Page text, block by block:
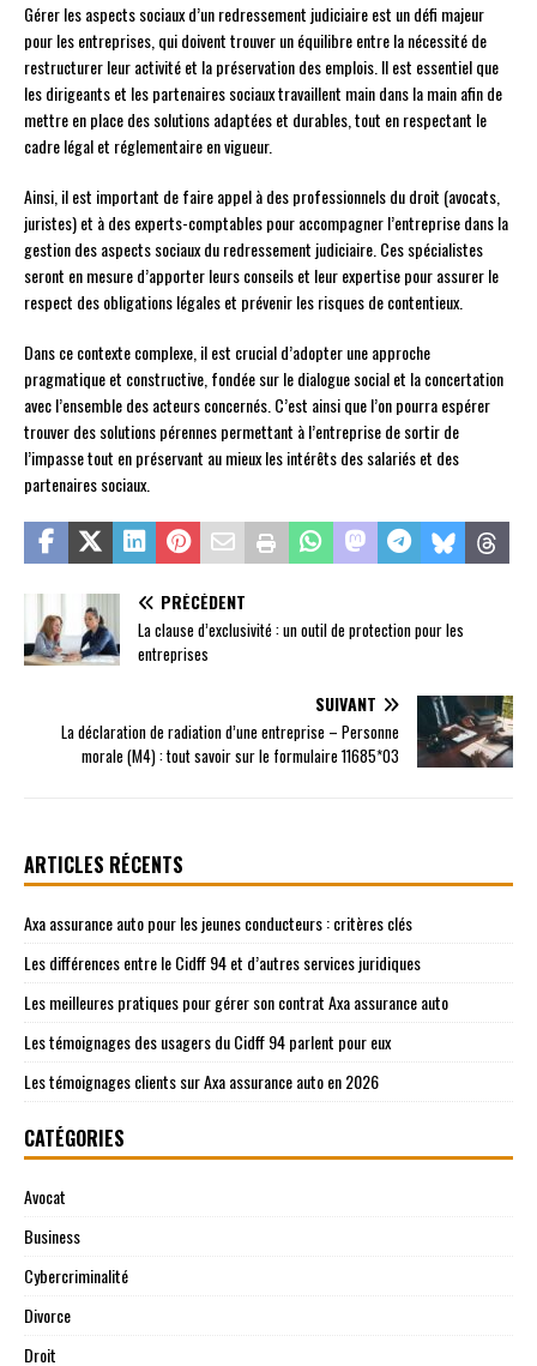
Gérer les aspects sociaux d’un redressement judiciaire est un défi majeur
pour les entreprises, qui doivent trouver un équilibre entre la nécessité de
restructurer leur activité et la préservation des emplois. Il est essentiel que
les dirigeants et les partenaires sociaux travaillent main dans la main afin de
mettre en place des solutions adaptées et durables, tout en respectant le
cadre légal et réglementaire en vigueur.
Ainsi, il est important de faire appel à des professionnels du droit (avocats,
juristes) et à des experts-comptables pour accompagner l’entreprise dans la
gestion des aspects sociaux du redressement judiciaire. Ces spécialistes
seront en mesure d’apporter leurs conseils et leur expertise pour assurer le
respect des obligations légales et prévenir les risques de contentieux.
Dans ce contexte complexe, il est crucial d’adopter une approche
pragmatique et constructive, fondée sur le dialogue social et la concertation
avec l’ensemble des acteurs concernés. C’est ainsi que l’on pourra espérer
trouver des solutions pérennes permettant à l’entreprise de sortir de
l’impasse tout en préservant au mieux les intérêts des salariés et des
partenaires sociaux.
PRÉCÉDENT
La clause d’exclusivité : un outil de protection pour les
entreprises
SUIVANT
La déclaration de radiation d’une entreprise – Personne
morale (M4) : tout savoir sur le formulaire 11685*03
ARTICLES RÉCENTS
Axa assurance auto pour les jeunes conducteurs : critères clés
Les différences entre le Cidff 94 et d’autres services juridiques
Les meilleures pratiques pour gérer son contrat Axa assurance auto
Les témoignages des usagers du Cidff 94 parlent pour eux
Les témoignages clients sur Axa assurance auto en 2026
CATÉGORIES
Avocat
Business
Cybercriminalité
Divorce
Droit